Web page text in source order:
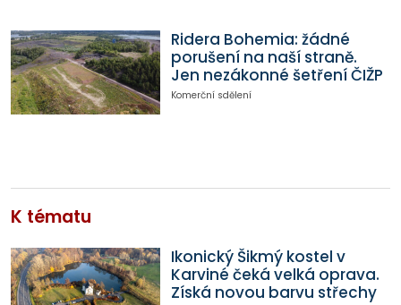
Ridera Bohemia: žádné
porušení na naší straně.
Jen nezákonné šetření ČIŽP
Komerční sdělení
K tématu
Ikonický Šikmý kostel v
Karviné čeká velká oprava.
Získá novou barvu střechy